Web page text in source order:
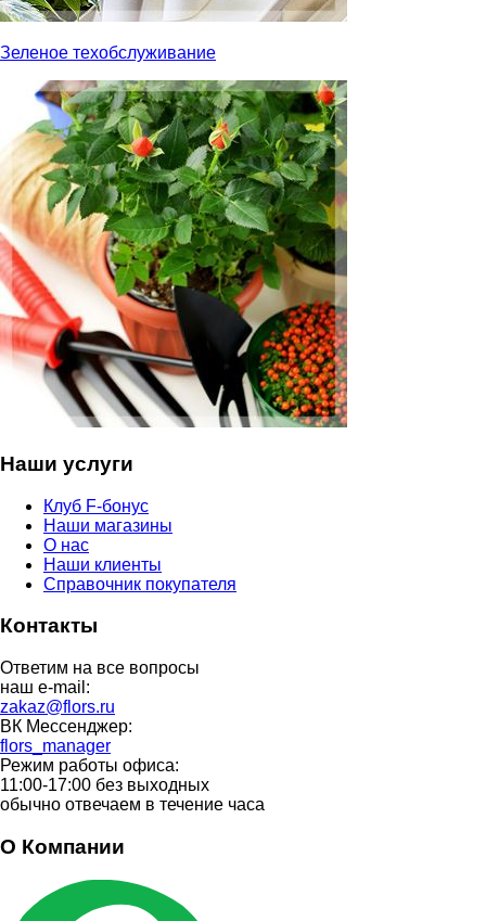
Зеленое техобслуживание
Наши услуги
Клуб F-бонус
Наши магазины
О нас
Наши клиенты
Справочник покупателя
Контакты
Ответим на все вопросы
наш e-mail:
zakaz@flors.ru
ВК Мессенджер:
flors_manager
Режим работы офиса:
11:00-17:00 без выходных
обычно отвечаем в течение часа
О Компании